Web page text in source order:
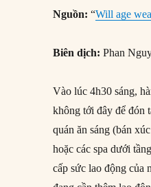
Nguồn:“Will age
Biên dịch: Phan
Vào lúc 4h30 sáng,
không tới đây để đón
quán ăn sáng (bán
hoặc các spa dưới
cấp sức lao động của